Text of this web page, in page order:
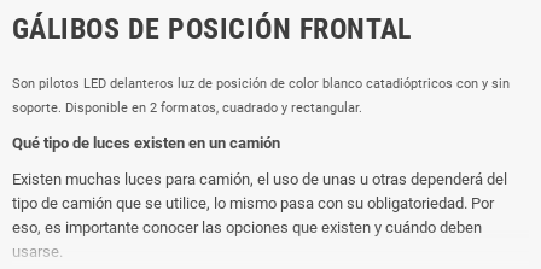
GÁLIBOS DE POSICIÓN FRONTAL
Son pilotos LED delanteros luz de posición de color blanco catadióptricos con y sin
soporte. Disponible en 2 formatos, cuadrado y rectangular.
Qué tipo de luces existen en un camión
Existen muchas luces para camión, el uso de unas u otras dependerá del
tipo de camión que se utilice, lo mismo pasa con su obligatoriedad. Por
eso, es importante conocer las opciones que existen y cuándo deben
usarse.